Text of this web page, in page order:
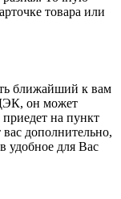
товара или
ближайший к вам
он может
приедет на пункт
дополнительно,
удобное для Вас